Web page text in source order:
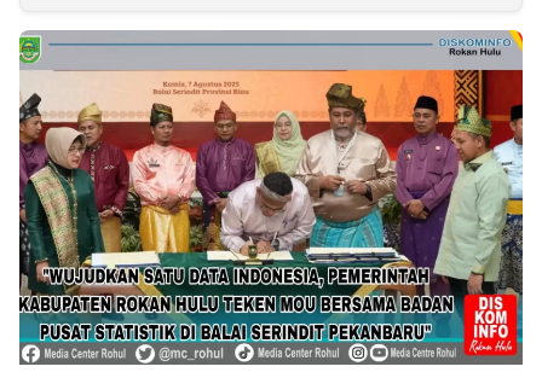
Partner
Insight
NTB
Suara
Time
Lens
IDN
Daily
Jogja
Jalan
Rakyat
Idealita
News
Kita
Notice
Dinamikapost.com
Radar
Baru
Seedbacklink
Follow
Kabarbaru